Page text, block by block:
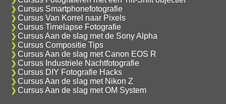
Cursus Smartphonefotografie
Cursus Van Korrel naar Pixels
Cursus Timelapse Fotografie
Cursus Aan de slag met de Sony Alpha
Cursus Compositie Tips
Cursus Aan de slag met Canon EOS R
Cursus Industriele Nachtfotografie
Cursus DIY Fotografie Hacks
Cursus Aan de slag met Nikon Z
Cursus Aan de slag met OM System